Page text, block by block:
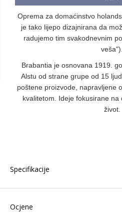
Oprema za domaćinstvo
je tako lijepo dizajnirana da
radujemo tim svakodnevnim
veša").
Brabantia je osnovana 1919.
Alstu od strane grupe od 15
poštene proizvode, napravljene
kvalitetom. Ideje fokusirane
život.
Specifikacije
Ocjene